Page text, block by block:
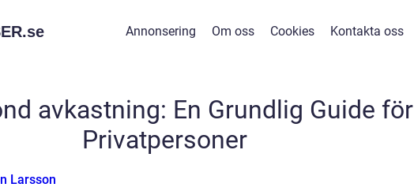
se Annonsering Om oss Cookies Kontakta oss
avkastning: En Grundlig Guide för
Privatpersoner
Larsson